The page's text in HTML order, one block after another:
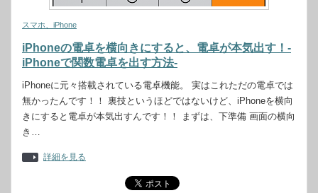
スマホ、iPhone
iPhoneの電卓を横向きにすると、電卓が本気出す！-
iPhoneで関数電卓を出す方法-
iPhoneに元々搭載されている電卓機能。 実はこれただの電卓では
無かったんです！！ 裏技というほどではないけど、iPhoneを横向
きにすると電卓が本気出すんです！！ まずは、下準備 画面の横向
き…
詳細を見る